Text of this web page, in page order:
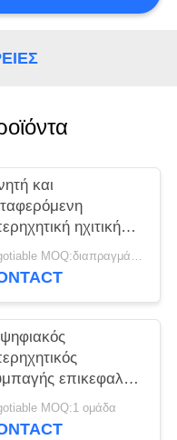
και
ηχιτική
μηχανή
κλαμπ γκολφ
negotiable MOQ:διαπραγμάτευση
επικεφαλής
& λεσχών
MOQ:1 ομάδα